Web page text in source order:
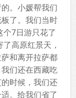
。小媛帮我们
了。我们当时
7日游只花了
高原红景天，
和离开拉萨都
们还在西藏吃
时候，我们还
。给我们省了